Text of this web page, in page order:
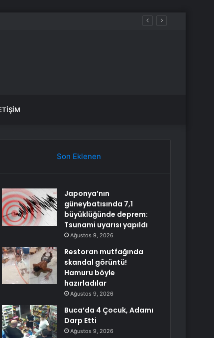
Son Eklenen
Japonya’nın
güneybatısında 7,1
büyüklüğünde deprem:
Tsunami uyarısı yapıldı
Ağustos 9, 2026
Restoran mutfağında
skandal görüntü!
Hamuru böyle
hazırladılar
Ağustos 9, 2026
Buca’da 4 Çocuk, Adamı
Darp Etti
Ağustos 9, 2026